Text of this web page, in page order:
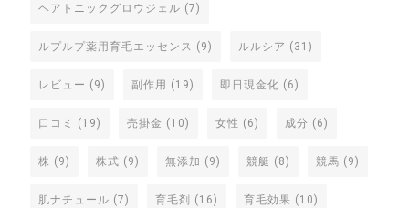
ヘアトニックグロウジェル (7)
ルプルプ薬用育毛エッセンス (9) ルルシア (31)
レビュー (9) 副作用 (19) 即日現金化 (6)
口コミ (19) 売掛金 (10) 女性 (6) 成分 (6)
株 (9) 株式 (9) 無添加 (9) 競艇 (8) 競馬 (9)
肌ナチュール (7) 育毛剤 (16) 育毛効果 (10)